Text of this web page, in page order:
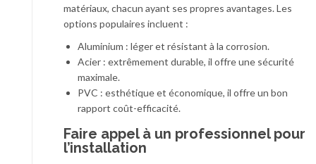
matériaux, chacun ayant ses propres avantages. Les
options populaires incluent :
Aluminium : léger et résistant à la corrosion.
Acier : extrêmement durable, il offre une sécurité
maximale.
PVC : esthétique et économique, il offre un bon
rapport coût-efficacité.
Faire appel à un professionnel pour
l’installation